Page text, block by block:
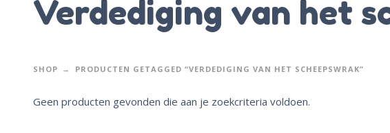
Verdediging van het
SHOP PRODUCTEN GETAGGED “VERDEDIGING VAN HET SCHEEPSWRAK”
Geen producten gevonden die aan je zoekcriteria voldoen.